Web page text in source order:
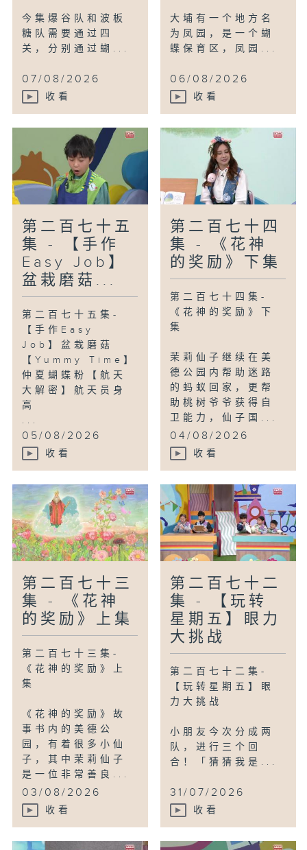
今集爆谷队和波板
糖队需要通过四
关，分别通过蝴...
07/08/2026
收看
大埔有一个地方名
为凤园，是一个蝴
蝶保育区，凤园...
06/08/2026
收看
第二百七十五
集 - 【手作
Easy Job】
盆栽磨菇...
第二百七十五集-
【手作Easy
Job】盆栽磨菇
【Yummy Time】
仲夏蝴蝶粉【航天
大解密】航天员身
高
...
05/08/2026
收看
第二百七十四
集 - 《花神
的奖励》下集
第二百七十四集-
《花神的奖励》下
集
茉莉仙子继续在美
德公园内帮助迷路
的蚂蚁回家，更帮
助桃树爷爷获得自
卫能力，仙子国...
04/08/2026
收看
第二百七十三
集 - 《花神
的奖励》上集
第二百七十三集-
《花神的奖励》上
集
《花神的奖励》故
事书内的美德公
园，有着很多小仙
子，其中茉莉仙子
是一位非常善良...
03/08/2026
收看
第二百七十二
集 - 【玩转
星期五】眼力
大挑战
第二百七十二集-
【玩转星期五】眼
力大挑战
小朋友今次分成两
队，进行三个回
合！「猜猜我是...
31/07/2026
收看